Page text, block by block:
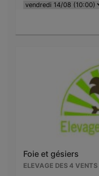
Foie et gésiers
ELEVAGE DES 4 VENTS